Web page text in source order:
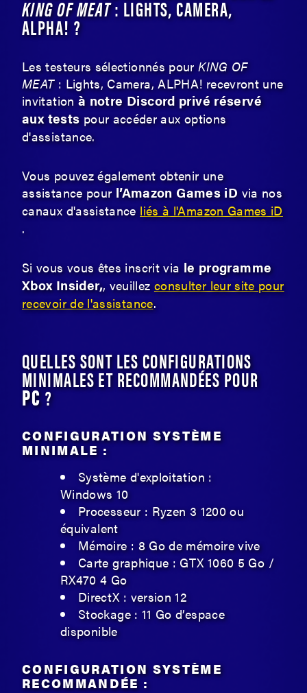
KING OF MEAT: LIGHTS, CAMERA,
ALPHA! ?
Les testeurs sélectionnés pourKING OF
MEAT: Lights, Camera, ALPHA! recevront une
invitation à notre Discord privé réservé
aux testspour accéder aux options
d'assistance.
Vous pouvez également obtenir une
assistance pour l’Amazon Games iDvia nos
canaux d'assistanceliés à l'Amazon Games iD
.
Si vous vous êtes inscrit via le programme
Xbox Insider,, veuillezconsulter leur site pour
recevoir de l'assistance.
QUELLES SONT LES CONFIGURATIONS
MINIMALES ET RECOMMANDÉES POUR
PC?
CONFIGURATION SYSTÈME
MINIMALE :
Système d'exploitation :
Windows 10
Processeur : Ryzen 3 1200 ou
équivalent
Mémoire : 8 Go de mémoire vive
Carte graphique : GTX 1060 5 Go /
RX470 4 Go
DirectX : version 12
Stockage : 11 Go d’espace
disponible
CONFIGURATION SYSTÈME
RECOMMANDÉE :